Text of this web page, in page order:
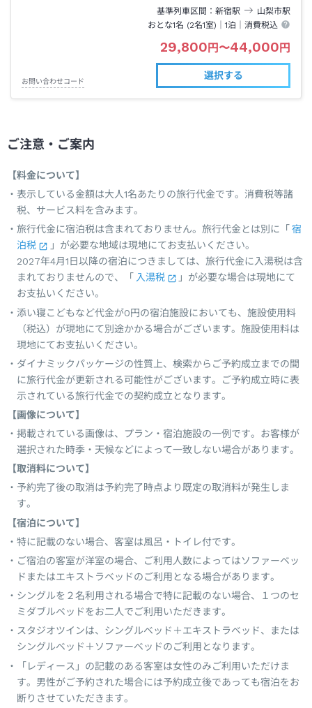
基準列車区間 新宿駅 山梨市駅
おとな1名 (2名1室)｜1泊 ｜消費税込
29,800円〜44,000円
お問い合わせコード
選択する
ご注意・ご案内
【料金について】
表示している金額は大人1名あたりの旅行代金です。消費税等諸
税、サービス料を含みます。
旅行代金に宿泊税は含まれておりません。旅行代金とは別に「 宿
泊税
」が必要な地域は現地にてお支払いください。
2027年4月1日以降の宿泊につきましては、旅行代金に入湯税は含
まれておりませんので、「 入湯税
」が必要な場合は現地にて
お支払いください。
添い寝こどもなど代金が0円の宿泊施設においても、施設使用料
（税込）が現地にて別途かかる場合がございます。施設使用料は
現地にてお支払いください。
ダイナミックパッケージの性質上、検索からご予約成立までの間
に旅行代金が更新される可能性がございます。ご予約成立時に表
示されている旅行代金での契約成立となります。
【画像について】
掲載されている画像は、プラン・宿泊施設の一例です。お客様が
選択された時季・天候などによって一致しない場合があります。
【取消料について】
予約完了後の取消は予約完了時点より既定の取消料が発生しま
す。
【宿泊について】
特に記載のない場合、客室は風呂・トイレ付です。
ご宿泊の客室が洋室の場合、ご利用人数によってはソファーベッ
ドまたはエキストラベッドのご利用となる場合があります。
シングルを２名利用される場合で特に記載のない場合、１つのセ
ミダブルベッドをお二人でご利用いただきます。
スタジオツインは、シングルベッド＋エキストラベッド、または
シングルベッド＋ソファーベッドのご利用となります。
「レディース」の記載のある客室は女性のみご利用いただけま
す。男性がご予約された場合には予約成立後であっても宿泊をお
断りさせていただきます。